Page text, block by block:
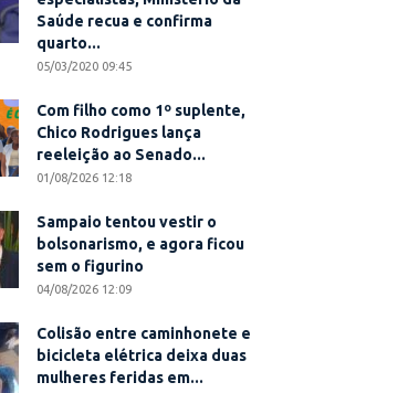
Saúde recua e confirma
quarto...
05/03/2020 09:45
Com filho como 1º suplente,
Chico Rodrigues lança
reeleição ao Senado...
01/08/2026 12:18
Sampaio tentou vestir o
bolsonarismo, e agora ficou
sem o figurino
04/08/2026 12:09
Colisão entre caminhonete e
bicicleta elétrica deixa duas
mulheres feridas em...